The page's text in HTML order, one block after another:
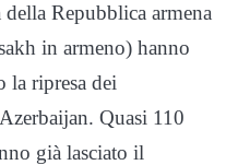
Repubblica armena
in armeno) hanno
la ripresa dei
Quasi 110
già lasciato il